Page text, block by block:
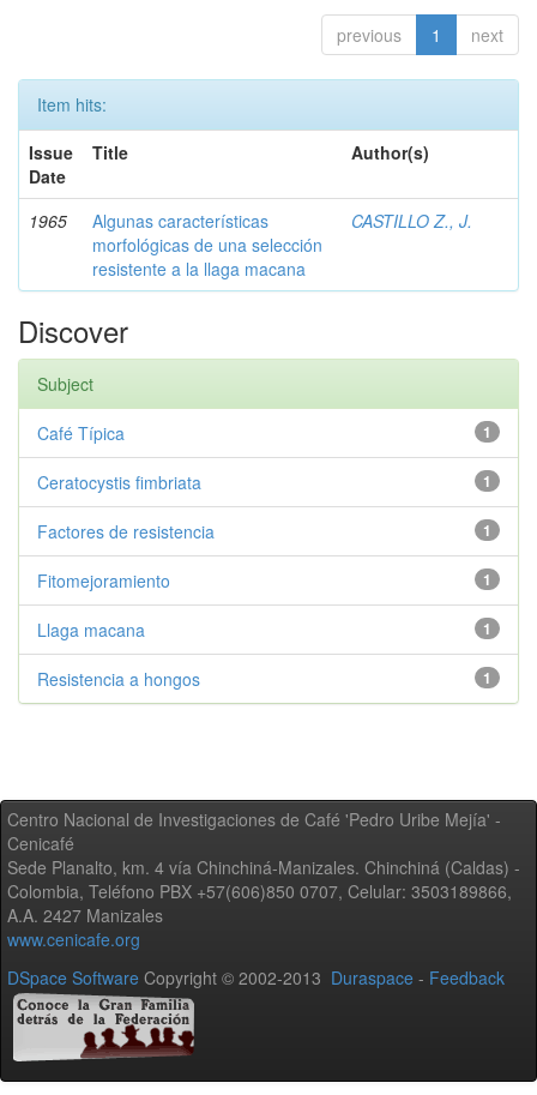
previous 1 next
Item hits:
Issue
Date
Title Author(s)
1965
Algunas características
morfológicas de una selección
resistente a la llaga macana
CASTILLO Z., J.
Discover
Subject
1
Café Típica
1
Ceratocystis fimbriata
1
Factores de resistencia
1
Fitomejoramiento
1
Llaga macana
1
Resistencia a hongos
Centro Nacional de Investigaciones de Café 'Pedro Uribe Mejía' -
Cenicafé
Sede Planalto, km. 4 vía Chinchiná-Manizales. Chinchiná (Caldas) -
Colombia, Teléfono PBX +57(606)850 0707, Celular: 3503189866,
A.A. 2427 Manizales
www.cenicafe.org
DSpace Software Copyright © 2002-2013 Duraspace - Feedback